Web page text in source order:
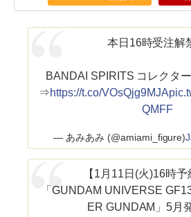
本日16時受注解
BANDAI SPIRITS コレクタ
⇒https://t.co/VOsQjg9MJA
QMFF
— あみあみ (@amiami_figure)
【1月11日(火)16時予
「GUNDAM UNIVERSE
ER GUNDAM」5月